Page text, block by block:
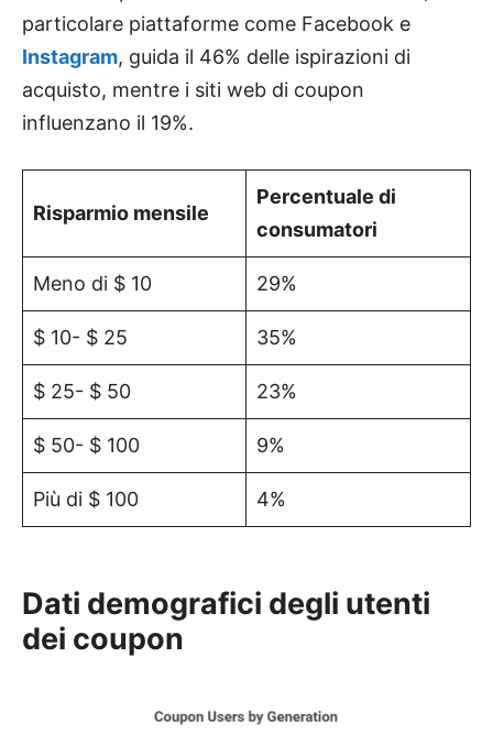
particolare piattaforme come Facebook e
Instagram, guida il 46% delle ispirazioni di
acquisto, mentre i siti web di coupon
influenzano il 19%.
Risparmio mensile
Percentuale di
consumatori
Meno di $ 10 29%
$ 10- $ 25 35%
$ 25- $ 50 23%
$ 50- $ 100 9%
Più di $ 100 4%
Dati demografici degli utenti
dei coupon